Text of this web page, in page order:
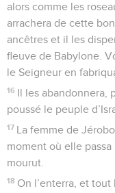
alors comme les
arrachera de cette
ancêtres et il les
fleuve de Babylone.
le Seigneur en
16 Il les abandonnera,
poussé le peuple
17 La femme de
moment où elle
mourut.
18 On l’enterra, et tout